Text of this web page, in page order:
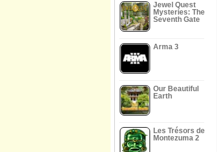
Jewel Quest
Mysteries: The
Seventh Gate
Arma 3
Our Beautiful
Earth
Les Trésors de
Montezuma 2